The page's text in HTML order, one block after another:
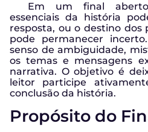
Em um final
essenciais da história
resposta, ou o destino dos
pode permanecer
senso de ambiguidade,
os temas e mensagens
narrativa. O objetivo é
leitor participe
conclusão da história.
Propósito do